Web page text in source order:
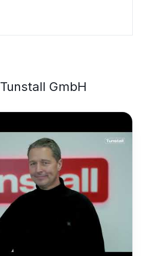
Tunstall GmbH